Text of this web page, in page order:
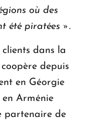
où des
été piratées ».
dans la
depuis
en Géorgie
Arménie
partenaire de